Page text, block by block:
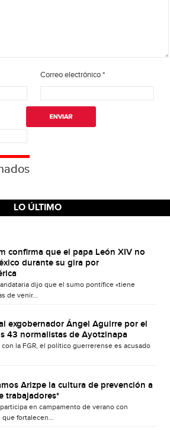
Correo electrónico*
LO ÚLTIMO
confirma que el papa León XIV no
durante su gira por
dijo que el sumo pontífice «tiene
de venir...
exgobernador Ángel Aguirre por el
43 normalistas de Ayotzinapa
con la FGR, el político guerrerense es acusado
Arizpe la cultura de prevención a
trabajadores*
participa en campamento de verano con
fortalecen...